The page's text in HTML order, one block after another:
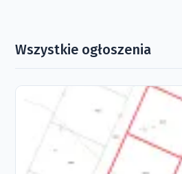
Wszystkie ogłoszenia